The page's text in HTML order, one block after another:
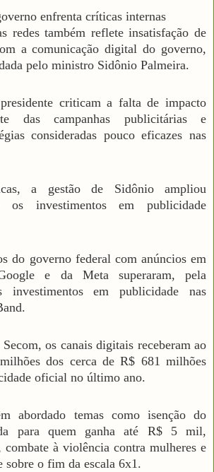
enfrenta críticas internas
redes também reflete insatisfação de
a comunicação digital do governo,
pelo ministro Sidônio Palmeira.
criticam a falta de impacto
das campanhas publicitárias e
consideradas pouco eficazes nas
a gestão de Sidônio ampliou
os investimentos em publicidade
do governo federal com anúncios em
e da Meta superaram, pela
em publicidade nas
Secom, os canais digitais receberam ao
dos cerca de R$ 681 milhões
oficial no último ano.
abordado temas como isenção do
para quem ganha até R$ 5 mil,
combate à violência contra mulheres e
sobre o fim da escala 6x1.